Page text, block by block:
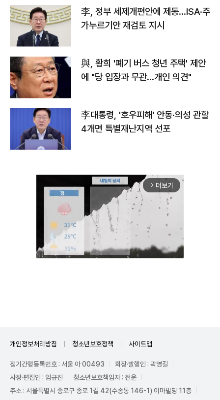
李, 정부 세제개편안에 제동…ISA·주
가누르기안 재검토 지시
與, 황희 '폐기 버스 청년 주택' 제안
에 "당 입장과 무관…개인 의견"
李대통령, '호우피해' 안동·의성 관할
4개면 특별재난지역 선포
arrow_forward_ios 더보기
개인정보처리방침 청소년보호정책 사이트맵
정기간행등록번호 : 서울 아 00493
회장·발행인 : 곽영길
사장·편집인 : 임규진
청소년보호책임자 : 전운
주소 : 서울특별시 종로구 종로 1길 42(수송동 146-1) 이마빌딩 11층